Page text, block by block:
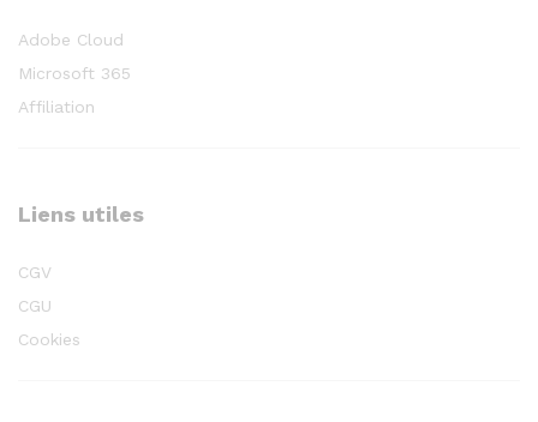
Adobe Cloud
Microsoft 365
Affiliation
Liens utiles
CGV
CGU
Cookies